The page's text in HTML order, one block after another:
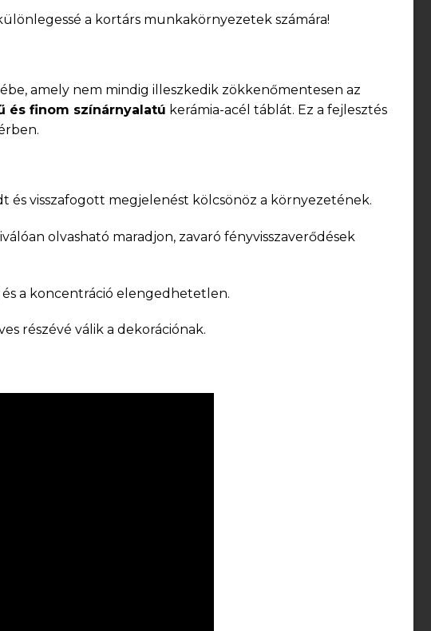
a kortárs munkakörnyezetek számára!
amely nem mindig illeszkedik zökkenőmentesen az
és finom színárnyalatú kerámia-acél táblát. Ez a fejlesztés
és visszafogott megjelenést kölcsönöz a környezetének.
olvasható maradjon, zavaró fényvisszaverődések
és a koncentráció elengedhetetlen.
részévé válik a dekorációnak.